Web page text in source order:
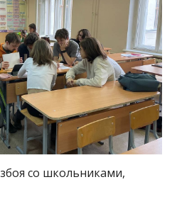
со школьниками,